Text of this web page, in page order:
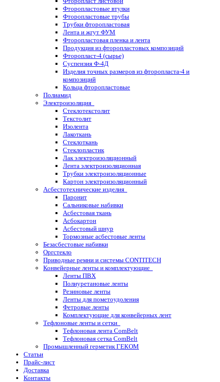
Фторопластовые втулки
Фторопластовые трубы
Трубки фторопластовая
Лента и жгут ФУМ
Фторопластовая пленка и лента
Продукция из фторопластовых композиций
Фторопласт-4 (сырье)
Суспензия Ф-4Д
Изделия точных размеров из фторопласта-4 и
композиций
Кольца фторопластовые
Полиамид
Электроизоляция
Стеклотекстолит
Текстолит
Изолента
Лакоткань
Стеклоткань
Стеклопластик
Лак электроизоляционный
Лента электроизоляционная
Трубки электроизоляционные
Картон электроизоляционный
Асбестотехнические изделия
Паронит
Сальниковые набивки
Асбестовая ткань
Асбокартон
Асбестовый шнур
Тормозные асбестовые ленты
Безасбестовые набивки
Оргстекло
Приводные ремни и системы CONTITECH
Конвейерные ленты и комплектующие
Ленты ПВХ
Полиуретановые ленты
Резиновые ленты
Ленты для пометоудоления
Фетровые ленты
Комплектующие для конвейерных лент
Тефлоновые ленты и сетки
Тефлоновая лента ComBelt
Тефлоновая сетка ComBelt
Промышленный герметик ГЕКОМ
Статьи
Прайс-лист
Доставка
Контакты